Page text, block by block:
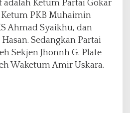
Ketum Partai Gokar
PKB Muhaimin
Ahmad Syaikhu, dan
Sedangkan Partai
Sekjen Jhonnh G. Plate
Waketum Amir Uskara.